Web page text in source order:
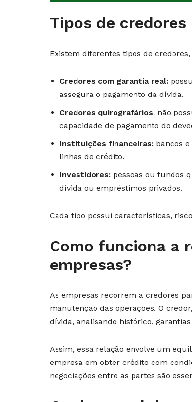
Tipos de credores
Existem diferentes tipos de
Credores com garantia real:
assegura o pagamento da dívida.
Credores quirografários: não
capacidade de pagamento do
Instituições financeiras: bancos
linhas de crédito.
Investidores: pessoas ou fundos
dívida ou empréstimos privados.
Cada tipo possui características,
Como funciona a
empresas?
As empresas recorrem a credores
manutenção das operações. O
dívida, analisando histórico, garantias
Assim, essa relação envolve um
empresa em obter crédito com
negociações entre as partes são